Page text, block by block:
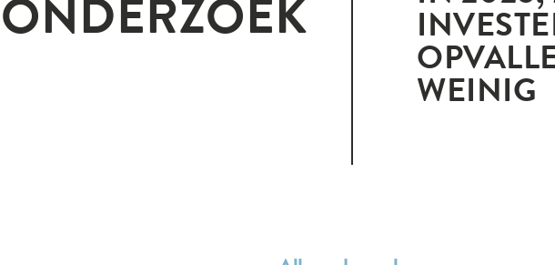
ONDERZOEK
WEINIG